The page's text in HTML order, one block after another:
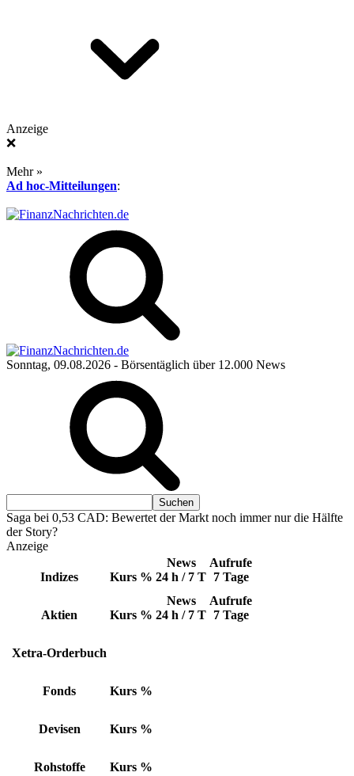
Anzeige
❌
Mehr »
Ad hoc-Mitteilungen:
Sonntag, 09.08.2026 - Börsentäglich über 12.000 News
Saga bei 0,53 CAD: Bewertet der Markt noch immer nur die Hälfte
der Story?
Anzeige
Indizes Kurs %
News
24 h / 7 T
Aufrufe
7 Tage
Aktien Kurs %
News
24 h / 7 T
Aufrufe
7 Tage
Xetra-Orderbuch
Fonds Kurs %
Devisen Kurs %
Rohstoffe Kurs %